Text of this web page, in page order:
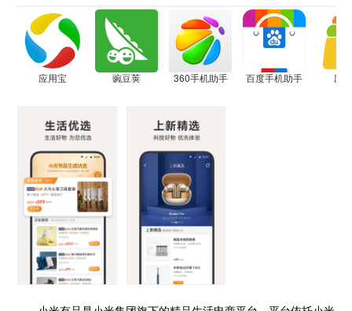
应用宝 豌豆荚 360手机助手 百度手机助手 应